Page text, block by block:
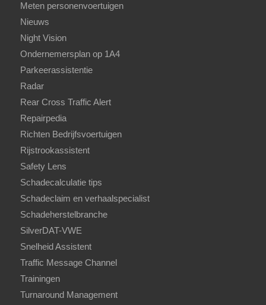
Meten personenvoertuigen
Nieuws
Night Vision
Ondernemersplan op 1A4
Parkeerassistentie
Radar
Rear Cross Traffic Alert
Repairpedia
Richten Bedrijfsvoertuigen
Rijstrookassistent
Safety Lens
Schadecalculatie tips
Schadeclaim en verhaalspecialist
Schadeherstelbranche
SilverDAT-VWE
Snelheid Assistent
Traffic Message Channel
Trainingen
Turnaround Management